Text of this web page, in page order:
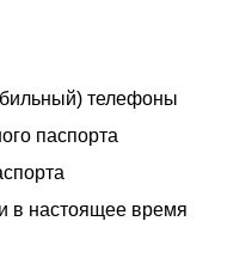
телефоны
паспорта
в настоящее время